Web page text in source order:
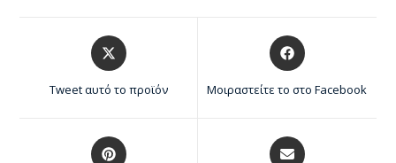
Tweet αυτό το προϊόν Μοιραστείτε το στο Facebook